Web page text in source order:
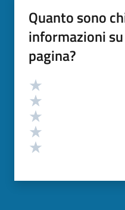
Quanto sono
informazioni
pagina?
Valutazione